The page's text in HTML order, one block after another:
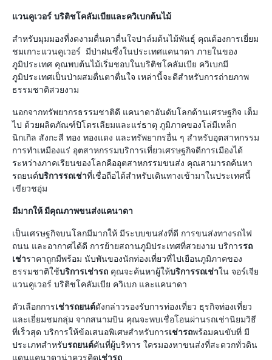
แวนคูเวอร์ บริติชโคลัมเบียและควิเบกต้นไม้
สำหรับมุมมองที่งดงามตื่นตาตื่นใจปาล์มต้นไม้พันธุ์ คุณต้องการเยี่ยม
ชมเกาะแวนคูเวอร์ มีป่าฝนซึ่งในประเทศแคนาดา ภายในของ
ภูมิประเทศ คุณพบต้นไม้เริ่มชอบในบริติชโคลัมเบีย ควิเบกมี
ภูมิประเทศเป็นป่าผสมตื่นตาตื่นใจ เหล่านี้จะดีสำหรับการถ่ายภาพ
ธรรมชาติสวยงาม
นอกจากทรัพยากรธรรมชาติดี แคนาดาอันดับโลกด้านเศรษฐกิจ เต็ม
ไป ด้วยผลิตภัณฑ์ปิโตรเลียมและแร่ธาตุ ภูมิภาคของโล่มีเหล็ก
นิกเกิล สังกะสี ทอง ทองแดง และทรัพยากรอื่น ๆ สำหรับอุตสาหกรรม
การทำเหมืองแร่ อุตสาหกรรมบริการเที่ยวเศรษฐกิจดีการเมืองได้
ระหว่างภาคเรียนของโลกคืออุตสาหกรรมขนส่ง คุณสามารถค้นหา
รถยนต์บริการรถเช่าที่เชื่อถือได้สำหรับเดินทางเข้ามาในประเทศนี้
เขียวชอุ่ม
มีมากให้ มีคุณภาพขนส่งแคนาดา
เป็นเศรษฐกิจบนโลกมีมากให้ มีระบบขนส่งที่ดี การขนส่งทางรถไฟ
ถนน และอากาศได้ดี การย้ายสถานภูมิประเทศที่สวยงาม บริการรถ
เช่าราคาถูกมีพร้อม นับพันของนักท่องเที่ยวที่ไปเยือนภูมิภาคของ
ธรรมชาติใช้บริการเช่ารถ คุณจะค้นหาผู้ให้บริการรถเช่าใน จอร์เจีย
แวนคูเวอร์ บริติชโคลัมเบีย ควิเบก และแคนาดา
ตัวเลือกการเช่ารถยนต์ดังกล่าวรองรับการท่องเที่ยว ธุรกิจท่องเที่ยว
และเยี่ยมชมกลุ่ม จากสนามบิน คุณจะพบเชื่อโอนผ่านรถเช่านิยมวิธี
ที่เร็วสุด บริการให้ข้อเสนอพิเศษสำหรับการเช่ารถพร้อมคนขับที่ มี
ประเภทสำหรับรถยนต์คันที่ผู้บริหาร ใครมองหาขนส่งที่สะดวกทั่วดิน
แดนแคนาดาน่าควรคิดเช่ารถ